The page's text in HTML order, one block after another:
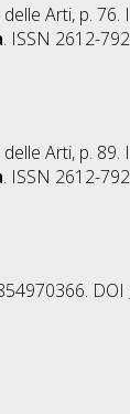
Arti, p.
. ISSN 2612-
Arti, p.
. ISSN 2612-
DOI